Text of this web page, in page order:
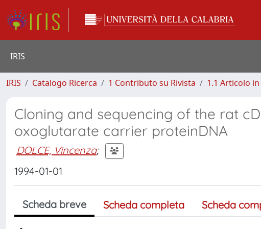
IRIS
IRIS Catalogo Ricerca 1 Contributo su Rivista 1.1 Articolo
Cloning and sequencing of the rat
oxoglutarate carrier proteinDNA
DOLCE, Vincenza;
1994-01-01
Scheda breve Scheda completa Scheda